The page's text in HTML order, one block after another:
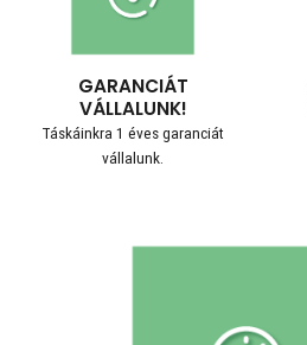
GARANCIÁT
VÁLLALUNK!
Táskáinkra 1 éves garanciát
vállalunk.